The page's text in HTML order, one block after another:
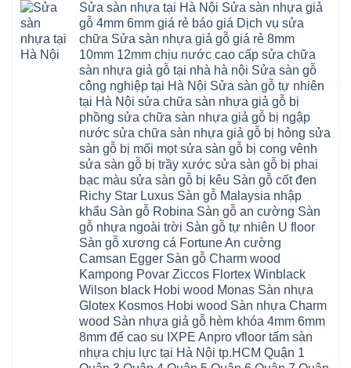
đức
phòng
xuyên
giang
Hoài
Đồng
Đồng
Khánh
Phượng
Thuận
Tràng
Phòng
Đông
Thanh
Thượng
Phúc
Thường
Dương
Hồng
Xuyên
Phượng
Chuyên
Nẵng
Xuyên
Thanh
nhựa
nhựa
composite
Đông
Quảng
Thượng
Xuân
Phương
Nẵng
Hưng
Hưng
glotex
4mm
nhiêu
charm
wood
hobiwood
kosmos
fukione
4mm
nước
Sửa sàn nhựa tại Hà Nội Sửa sàn nhựa giả
gỗ 4mm 6mm giá rẻ báo giá Dịch vụ sửa
chữa Sửa sàn nhựa giả gỗ giá rẻ 8mm
10mm 12mm chịu nước cao cấp sửa chữa
sàn nhựa giả gỗ tại nhà hà nội Sửa sàn gỗ
công nghiệp tại Hà Nội Sửa sàn gỗ tự nhiên
tại Hà Nội sửa chữa sàn nhựa giả gỗ bị
phồng sửa chữa sàn nhựa giả gỗ bị ngập
nước sửa chữa sàn nhựa giả gỗ bị hỏng sửa
sàn gỗ bị mối mọt sửa sàn gỗ bị cong vênh
sửa sàn gỗ bị trầy xước sửa sàn gỗ bị phai
bạc màu sửa sàn gỗ bị kêu Sàn gỗ cốt đen
Richy Star Luxus Sàn gỗ Malaysia nhập
khẩu Sàn gỗ Robina Sàn gỗ an cường Sàn
gỗ nhựa ngoài trời Sàn gỗ tự nhiên U floor
Sàn gỗ xương cá Fortune An cường
Camsan Egger Sàn gỗ Charm wood
Kampong Povar Ziccos Flortex Winblack
Wilson black Hobi wood Monas Sàn nhựa
Glotex Kosmos Hobi wood Sàn nhựa Charm
wood Sàn nhựa giả gỗ hèm khóa 4mm 6mm
8mm đế cao su IXPE Anpro vfloor tấm sàn
nhựa chịu lực tại Hà Nội tp.HCM Quận 1